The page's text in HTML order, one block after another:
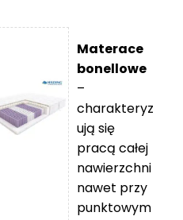
Materace
bonellowe
–
charakteryz
ują się
pracą całej
nawierzchni
nawet przy
punktowym